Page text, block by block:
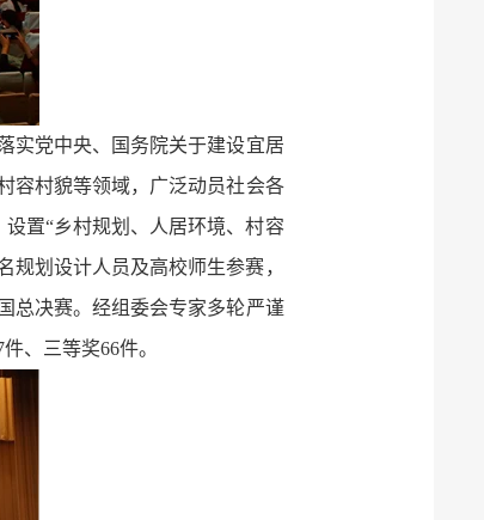
实党中央、国务院关于建设宜居
容村貌等领域，广泛动员社会各
置“乡村规划、人居环境、村容
规划设计人员及高校师生参赛，
总决赛。经组委会专家多轮严谨
、三等奖66件。